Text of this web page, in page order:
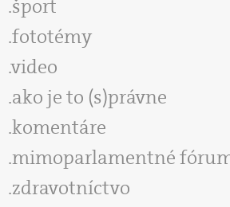
šport
fototémy
video
ako je to (s)právne
komentáre
mimoparlamentné
zdravotníctvo